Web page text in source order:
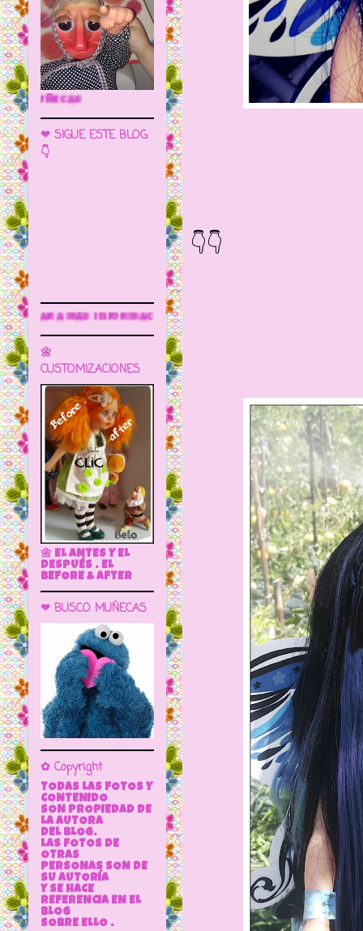
👇👇
🌼 LA CUEVA DE LAS MUÑECAS
❤ SIGUE ESTE BLOG
👇
🌼
CUSTOMIZACIONES
🌼 EL ANTES Y EL
DESPUÉS . EL
BEFORE & AFTER
❤ BUSCO MUÑECAS
✿ Copyright
TODAS LAS FOTOS Y
CONTENIDO
SON PROPIEDAD DE
LA AUTORA
DEL BLOG.
LAS FOTOS DE
OTRAS
PERSONAS SON DE
SU AUTORÍA
Y SE HACE
REFERENCIA EN EL
BLOG
SOBRE ELLO .